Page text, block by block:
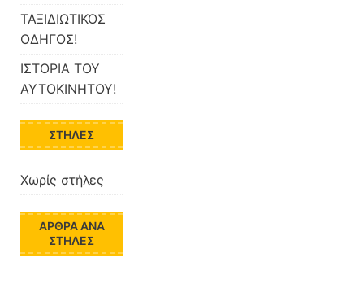
ΤΑΞΙΔΙΩΤΙΚΟΣ
ΟΔΗΓΟΣ!
ΙΣΤΟΡΙΑ ΤΟΥ
ΑΥΤΟΚΙΝΗΤΟΥ!
ΣΤΉΛΕΣ
Χωρίς στήλες
ΆΡΘΡΑ ΑΝΆ
ΣΤΉΛΕΣ